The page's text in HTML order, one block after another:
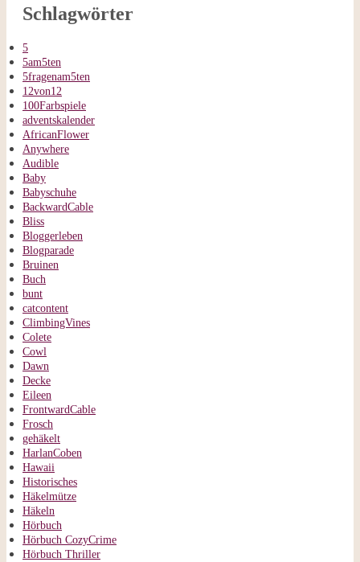
Schlagwörter
5
5am5ten
5fragenam5ten
12von12
100Farbspiele
adventskalender
AfricanFlower
Anywhere
Audible
Baby
Babyschuhe
BackwardCable
Bliss
Bloggerleben
Blogparade
Bruinen
Buch
bunt
catcontent
ClimbingVines
Colete
Cowl
Dawn
Decke
Eileen
FrontwardCable
Frosch
gehäkelt
HarlanCoben
Hawaii
Historisches
Häkelmütze
Häkeln
Hörbuch
Hörbuch CozyCrime
Hörbuch Thriller